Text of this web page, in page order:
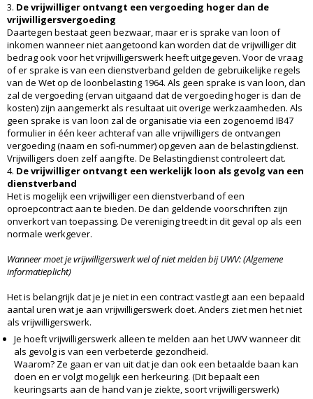
3. De vrijwilliger ontvangt een vergoeding hoger dan de
vrijwilligersvergoeding
Daartegen bestaat geen bezwaar, maar er is sprake van loon of
inkomen wanneer niet aangetoond kan worden dat de vrijwilliger dit
bedrag ook voor het vrijwilligerswerk heeft uitgegeven. Voor de vraag
of er sprake is van een dienstverband gelden de gebruikelijke regels
van de Wet op de loonbelasting 1964. Als geen sprake is van loon, dan
zal de vergoeding (ervan uitgaand dat de vergoeding hoger is dan de
kosten) zijn aangemerkt als resultaat uit overige werkzaamheden. Als
geen sprake is van loon zal de organisatie via een zogenoemd IB47
formulier in één keer achteraf van alle vrijwilligers de ontvangen
vergoeding (naam en sofi-nummer) opgeven aan de belastingdienst.
Vrijwilligers doen zelf aangifte. De Belastingdienst controleert dat.
4. De vrijwilliger ontvangt een werkelijk loon als gevolg van een
dienstverband
Het is mogelijk een vrijwilliger een dienstverband of een
oproepcontract aan te bieden. De dan geldende voorschriften zijn
onverkort van toepassing. De vereniging treedt in dit geval op als een
normale werkgever.
Wanneer moet je vrijwilligerswerk wel of niet melden bij UWV: (Algemene
informatieplicht)
Het is belangrijk dat je je niet in een contract vastlegt aan een bepaald
aantal uren wat je aan vrijwilligerswerk doet. Anders ziet men het niet
als vrijwilligerswerk.
Je hoeft vrijwilligerswerk alleen te melden aan het UWV wanneer dit
als gevolg is van een verbeterde gezondheid.
Waarom? Ze gaan er van uit dat je dan ook een betaalde baan kan
doen en er volgt mogelijk een herkeuring. (Dit bepaalt een
keuringsarts aan de hand van je ziekte, soort vrijwilligerswerk)